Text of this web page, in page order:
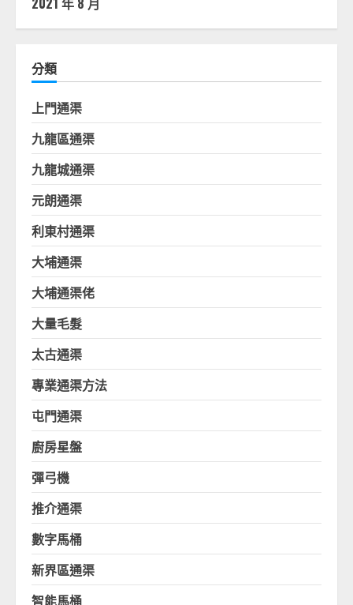
分類
上門通渠
九龍區通渠
九龍城通渠
元朗通渠
利東村通渠
大埔通渠
大埔通渠佬
大量毛髮
太古通渠
專業通渠方法
屯門通渠
廚房星盤
彈弓機
推介通渠
數字馬桶
新界區通渠
智能馬桶